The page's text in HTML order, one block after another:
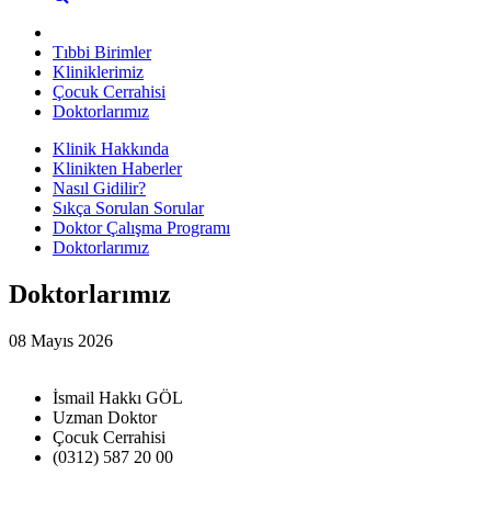
Tıbbi Birimler
Kliniklerimiz
Çocuk Cerrahisi
Doktorlarımız
Klinik Hakkında
Klinikten Haberler
Nasıl Gidilir?
Sıkça Sorulan Sorular
Doktor Çalışma Programı
Doktorlarımız
Doktorlarımız
08 Mayıs 2026
İsmail Hakkı GÖL
Uzman Doktor
Çocuk Cerrahisi
(0312) 587 20 00